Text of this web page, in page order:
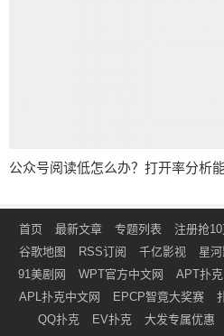
公众号阅读低怎么办？打开率分析
首页 最新文章 专题列表 注册抢
谷歌地图
RSS订阅 千亿影视 星
91美剧网
WPT官方中文网 APT扑
APL扑克中文网
EPCP智竟大奖赛
QQ扑克
EV扑克 大发专属优惠